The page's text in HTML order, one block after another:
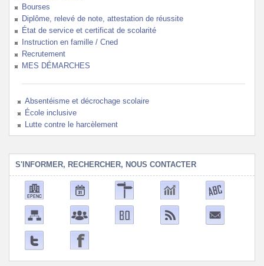
Bourses
Diplôme, relevé de note, attestation de réussite
État de service et certificat de scolarité
Instruction en famille / Cned
Recrutement
MES DÉMARCHES
Absentéisme et décrochage scolaire
École inclusive
Lutte contre le harcèlement
S'INFORMER, RECHERCHER, NOUS CONTACTER